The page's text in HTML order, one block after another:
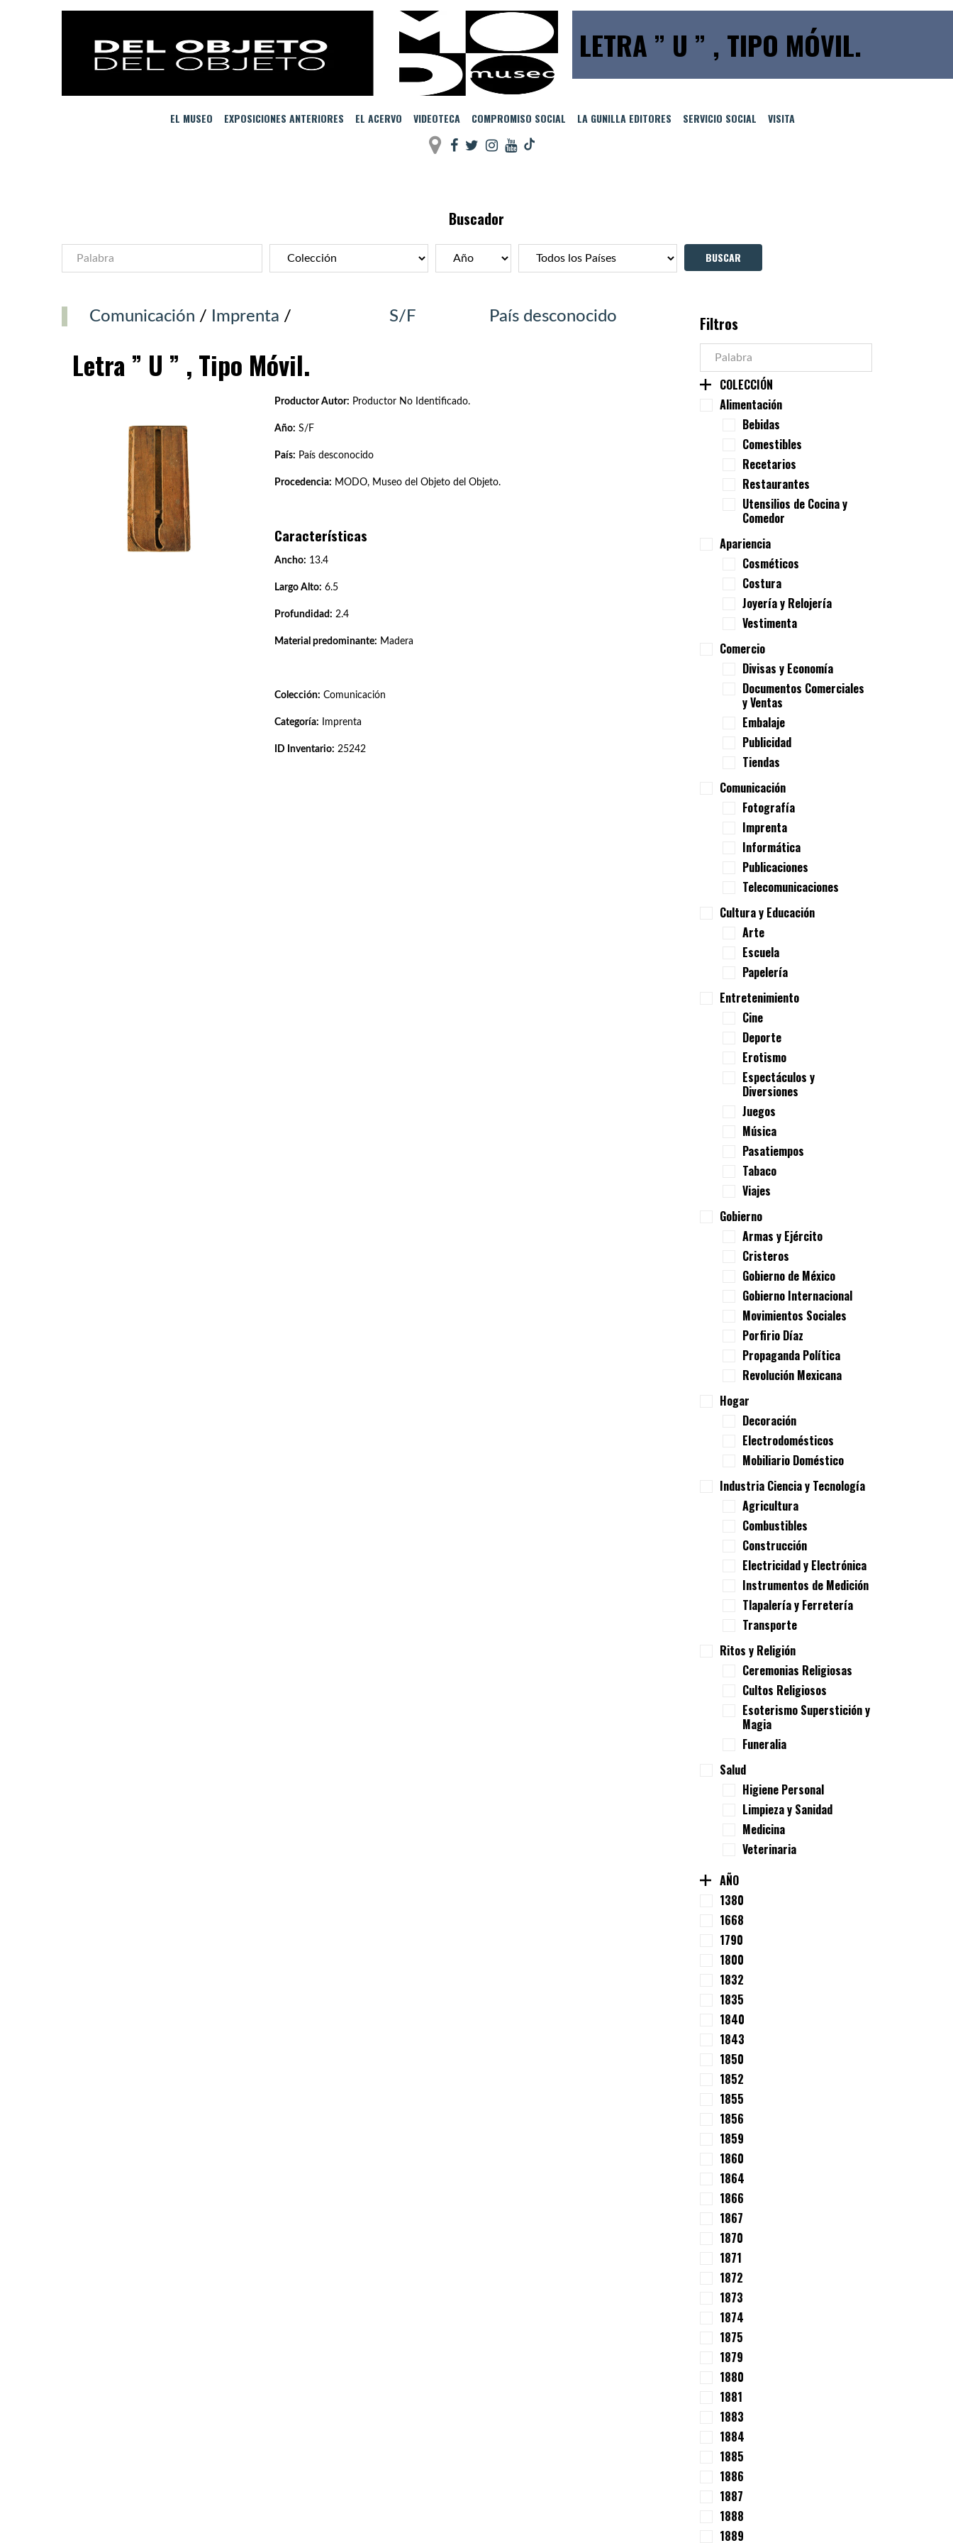
LETRA ” U ” , TIPO MÓVIL.
EL MUSEO EXPOSICIONES ANTERIORES EL ACERVO VIDEOTECA COMPROMISO SOCIAL LA GUNILLA EDITORES SERVICIO SOCIAL VISITA
Buscador
Comunicación / Imprenta / S/F País desconocido
Letra ” U ” , Tipo Móvil.
Productor Autor: Productor No Identificado.
Año: S/F
País: País desconocido
Procedencia: MODO, Museo del Objeto del Objeto.
Características
Ancho: 13.4
Largo Alto: 6.5
Profundidad: 2.4
Material predominante: Madera
Colección: Comunicación
Categoría: Imprenta
ID Inventario: 25242
Filtros
COLECCIÓN
Alimentación
Bebidas
Comestibles
Recetarios
Restaurantes
Utensilios de Cocina y
Comedor
Apariencia
Cosméticos
Costura
Joyería y Relojería
Vestimenta
Comercio
Divisas y Economía
Documentos Comerciales
y Ventas
Embalaje
Publicidad
Tiendas
Comunicación
Fotografía
Imprenta
Informática
Publicaciones
Telecomunicaciones
Cultura y Educación
Arte
Escuela
Papelería
Entretenimiento
Cine
Deporte
Erotismo
Espectáculos y
Diversiones
Juegos
Música
Pasatiempos
Tabaco
Viajes
Gobierno
Armas y Ejército
Cristeros
Gobierno de México
Gobierno Internacional
Movimientos Sociales
Porfirio Díaz
Propaganda Política
Revolución Mexicana
Hogar
Decoración
Electrodomésticos
Mobiliario Doméstico
Industria Ciencia y Tecnología
Agricultura
Combustibles
Construcción
Electricidad y Electrónica
Instrumentos de Medición
Tlapalería y Ferretería
Transporte
Ritos y Religión
Ceremonias Religiosas
Cultos Religiosos
Esoterismo Superstición y
Magia
Funeralia
Salud
Higiene Personal
Limpieza y Sanidad
Medicina
Veterinaria
AÑO
1380
1668
1790
1800
1832
1835
1840
1843
1850
1852
1855
1856
1859
1860
1864
1866
1867
1870
1871
1872
1873
1874
1875
1879
1880
1881
1883
1884
1885
1886
1887
1888
1889